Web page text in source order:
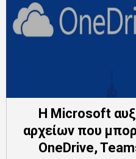
Η Microsoft
αρχείων που
OneDrive,